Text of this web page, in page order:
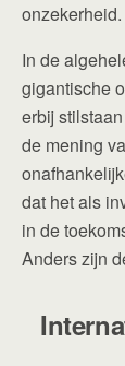
onzekerheid.
In de
gigantische
erbij
de mening
dat het als
in de
Anders zijn